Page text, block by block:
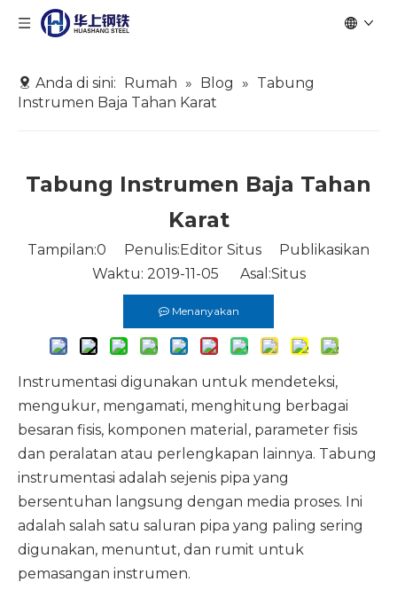
Anda di sini: Rumah » Blog » Tabung
Instrumen Baja Tahan Karat
Tabung Instrumen Baja Tahan
Karat
Tampilan:0 Penulis:Editor Situs Publikasikan
Waktu: 2019-11-05 Asal:Situs
Menanyakan
Instrumentasi digunakan untuk mendeteksi,
mengukur, mengamati, menghitung berbagai
besaran fisis, komponen material, parameter fisis
dan peralatan atau perlengkapan lainnya. Tabung
instrumentasi adalah sejenis pipa yang
bersentuhan langsung dengan media proses. Ini
adalah salah satu saluran pipa yang paling sering
digunakan, menuntut, dan rumit untuk
pemasangan instrumen.